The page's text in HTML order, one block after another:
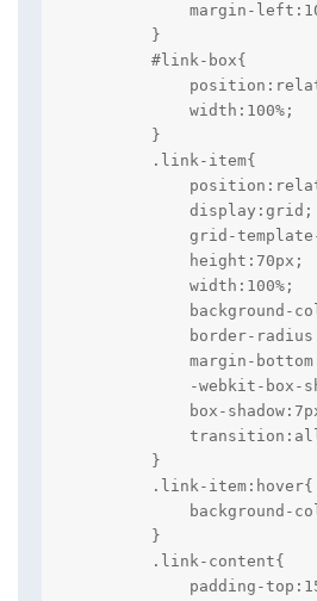
margin-
        }
        #link-box{
            width:100%;
        }
        .link-item{
            display:grid;
grid-
            height:70px;
            width:100%;
background-
border-
margin-
-webkit-box-
box-
        }
        .link-item:hover{
background-
        }
        .link-content{
padding-